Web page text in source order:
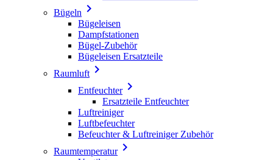
Bügeln 
Bügeleisen
Dampfstationen
Bügel-Zubehör
Bügeleisen Ersatzteile
Raumluft 
Entfeuchter
Ersatzteile Entfeuchter
Luftreiniger
Luftbefeuchter
Befeuchter & Luftreiniger Zubehör
Raumtemperatur